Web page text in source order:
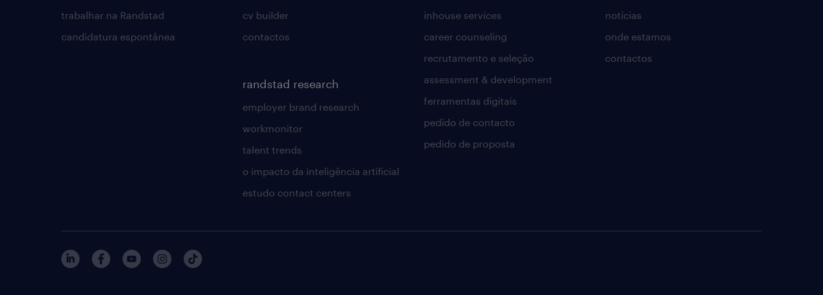
trabalhar na Randstad
candidatura espontânea
cv builder
contactos
randstad research
employer brand research
workmonitor
talent trends
o impacto da inteligência artificial
estudo contact centers
inhouse services
career counseling
recrutamento e seleção
assessment & development
ferramentas digitais
pedido de contacto
pedido de proposta
notícias
onde estamos
contactos